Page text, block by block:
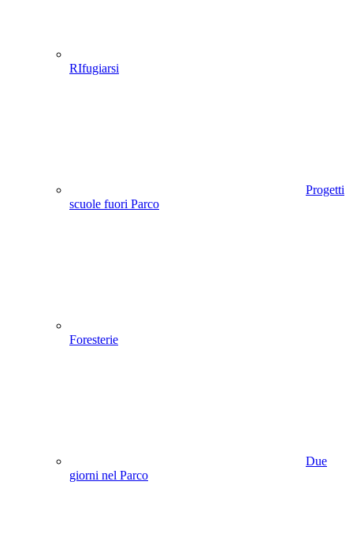
RIfugiarsi
Progetti
scuole fuori Parco
Foresterie
Due
giorni nel Parco